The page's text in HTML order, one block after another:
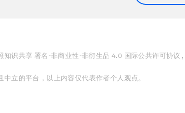
知识共享 署名-非商业性-非衍生品 4.0 国际公共许可协议
立的平台，以上内容仅代表作者个人观点。